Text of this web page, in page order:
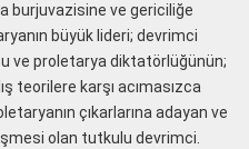
burjuvazisine ve gericiliğe
büyük lideri; devrimci
ve proletarya diktatörlüğünün;
teorilere karşı acımasızca
çıkarlarına adayan ve
olan tutkulu devrimci.